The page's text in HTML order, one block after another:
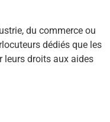
du commerce ou
dédiés que les
leurs droits aux aides